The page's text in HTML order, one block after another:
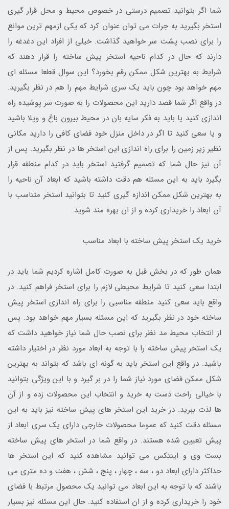
شما اگر بتوانید تصمیم درستی در خصوص محیط و محل قرار گیری
استخر بگیرید به جرات می توان عنوان کرد که یکی ازمهم ترین موانع
را برای نصب پشت سر خواهید گذاشت. خیلی از افراد این دغدغه را
دارند که حال در کدام ناحیه استخر پیش ساخته را قرار دهند که
شرایط به بهترین شکل ممکن رقم بخورد؟ این سوال قطعا مسئله ای
مهم خواهد بود چون باید یک سری شرایط مهم را هم در نظر بگیرید.
در واقع اگر شما قصد دارید این محصولات را به صورت سر پوشیده راه
اندازی کنید یا باید به فکر سایه بان در محیط بیرون باغ و ویلا باشید
و یا سعی کنید تا اگر در داخل منزل خود فضای کافی را دارید مکانی
نظیر زیر زمین را برای راه اندازی این استخر ها در نظر بگیرید. پس از
آن نیز حال شما که تصمیم گرفتید استخر باید در کدام منطقه قرار
بگیرد باید به این مسئله هم دقت داشته باشید که ابعاد آن ناحیه را
به بهترین شکل ممکن اندازه گیری کنید تا بتوانید استخر متناسب با
آن ابعاد را خریداری کرده و از ان بهره مند شوید.
خرید یک استخر پیش ساخته با ابعاد مناسب
همان طور که در بخش قبل به صورت کامل اشاره کردیم شما باید در
ابتدا سعی کنید تا شرایط محیطی لازم را برای استخر فراهم کنید. در
واقع باید سعی کنید منطقه مناسبی را برای راه اندازی استخر پیش
ساخته خود در نظر بگیرید که این مسئله بسیار مهم خواهد بود. پس
از انتخاب محیط مد نظر برای نصب حال شما نیاز خواهید داشت که
یک استخر پیش ساخته را با توجه به ابعاد مورد نظر در اختیار داشته
باشید. در واقع این استخر باید به گونه ای باشد که بتواند به بهترین
شکل ممکن فضای مورد نیاز شما را در بر گیرد و با این ویژگی بتوانید
با خیالی راحت دست به خرید و انتخاب این محصولات زده و از آن
ها لذت ببرید. در خرید این استخر های پیش ساخته نیز باید به این
مسئله دقت کنید که عموما محصولات خارجی دارای یک سری ابعاد از
پیش تعیین شده هستند. در واقع شما در استخر های پیش ساخته
بست وی و اینتکس می توانید مشاهده کنید که این استخر ها
حداکثر دارای ابعاد دو ، سه ، چهار ، پنج ، شش ، هفت و ده متری می
باشند که با توجه به این ابعاد می توانید یک محصول مرتبط با فضای
خود را خریداری کرده و از ان استفاده کنید. حال این مسئله نیز بسیار